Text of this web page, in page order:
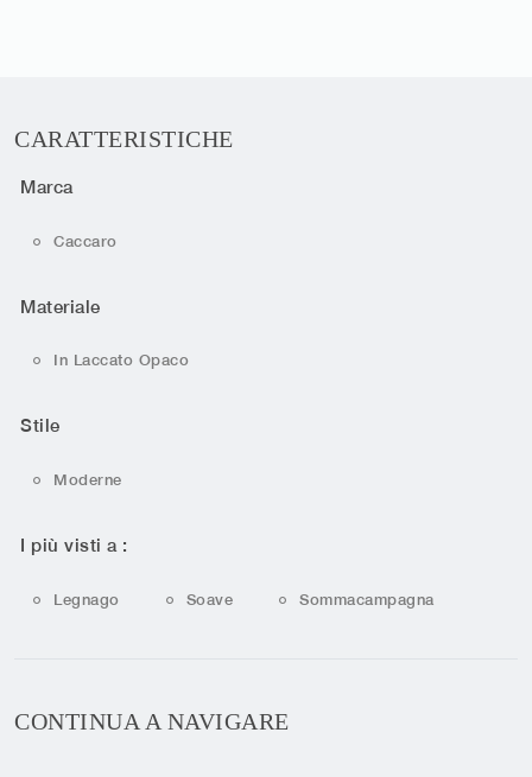
CARATTERISTICHE
Marca
Caccaro
Materiale
In Laccato Opaco
Stile
Moderne
I più visti a :
Legnago Soave Sommacampagna
CONTINUA A NAVIGARE